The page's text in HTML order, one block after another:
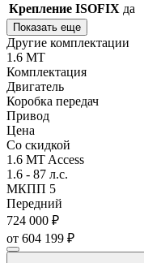
Крепление ISOFIX да
Показать еще
Другие комплектации
1.6 MT
Комплектация
Двигатель
Коробка передач
Привод
Цена
Со скидкой
1.6 MT Access
1.6 - 87 л.с.
МКПП 5
Передний
724 000 ₽
от 604 199 ₽